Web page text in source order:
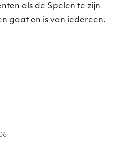
als de Spelen te zijn
gaat en is van iedereen.